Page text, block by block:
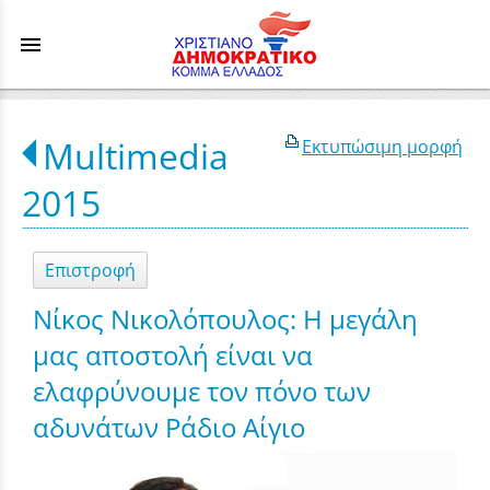
menu
Εκτυπώσιμη μορφή
Multimedia
2015
Επιστροφή
Νίκος Νικολόπουλος: Η μεγάλη
μας αποστολή είναι να
ελαφρύνουμε τον πόνο των
αδυνάτων Ράδιο Αίγιο